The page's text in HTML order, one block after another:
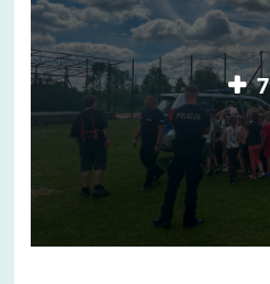
7